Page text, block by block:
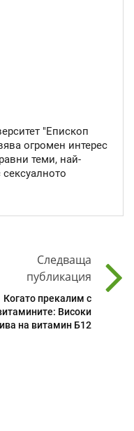
"Епископ
огромен интерес
теми, най-
Следваща
публикация
Когато прекалим с
Високи
на витамин Б12